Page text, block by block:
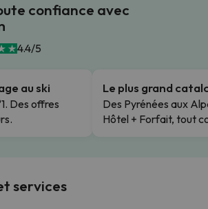
confiance avec
4.4/5
au ski
Des offres
Le plus grand
Des Pyrénées aux
Hôtel + Forfait, tout
services